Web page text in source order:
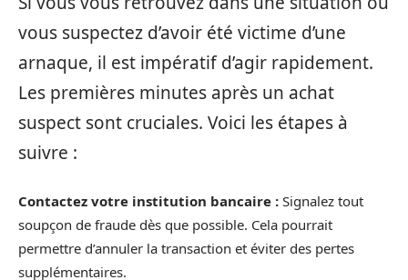
vous suspectez d’avoir été victime d’une
arnaque, il est impératif d’agir rapidement.
Les premières minutes après un achat
suspect sont cruciales. Voici les étapes à
suivre :
Contactez votre institution bancaire : Signalez tout
soupçon de fraude dès que possible. Cela pourrait
permettre d’annuler la transaction et éviter des pertes
supplémentaires.